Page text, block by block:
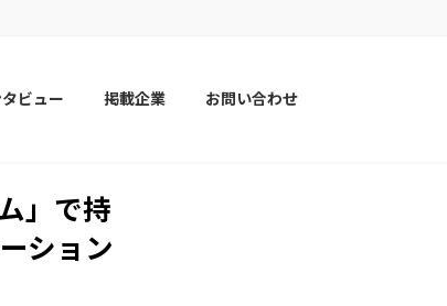
ビュー 掲載企業 お問い合わせ
」で持
ション